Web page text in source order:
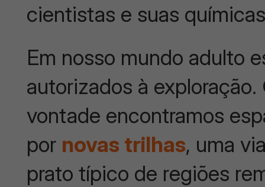
cientistas e suas
Em nosso mundo adulto
autorizados à
vontade encontramos
por novas trilhas, uma
prato típico de regiões